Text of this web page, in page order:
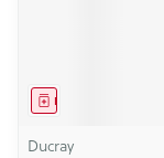
Médicament
Ducray